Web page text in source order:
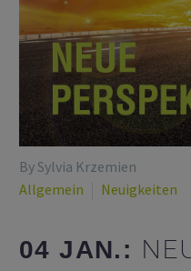
By Sylvia Krzemien
Allgemein
Neuigkeiten
04 JAN.: